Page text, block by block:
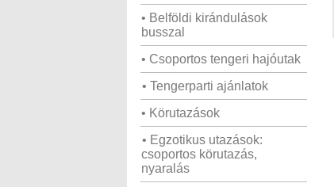
• Belföldi kirándulások
busszal
• Csoportos tengeri hajóutak
• Tengerparti ajánlatok
• Körutazások
• Egzotikus utazások:
csoportos körutazás,
nyaralás